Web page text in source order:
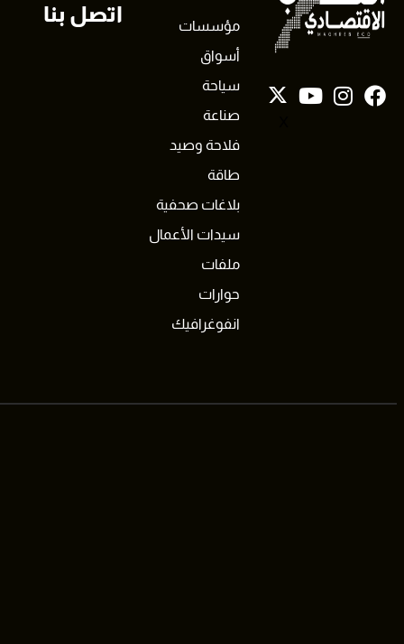
مؤسسات
أسواق
سياحة
صناعة
فلاحة وصيد
طاقة
بلاغات صحفية
سيدات الأعمال
ملفات
حوارات
انفوغرافيك
اتصل بنا